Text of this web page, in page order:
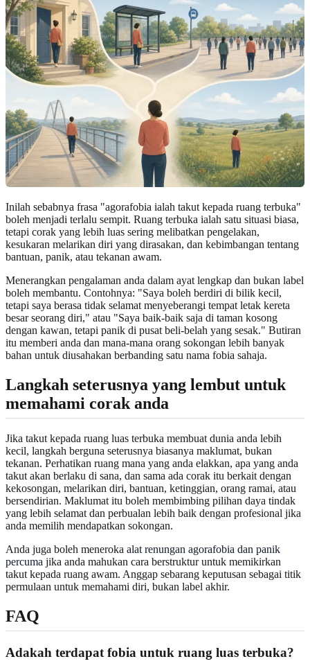
Inilah sebabnya frasa "agorafobia ialah takut kepada ruang terbuka"
boleh menjadi terlalu sempit. Ruang terbuka ialah satu situasi biasa,
tetapi corak yang lebih luas sering melibatkan pengelakan,
kesukaran melarikan diri yang dirasakan, dan kebimbangan tentang
bantuan, panik, atau tekanan awam.
Menerangkan pengalaman anda dalam ayat lengkap dan bukan label
boleh membantu. Contohnya: "Saya boleh berdiri di bilik kecil,
tetapi saya berasa tidak selamat menyeberangi tempat letak kereta
besar seorang diri," atau "Saya baik-baik saja di taman kosong
dengan kawan, tetapi panik di pusat beli-belah yang sesak." Butiran
itu memberi anda dan mana-mana orang sokongan lebih banyak
bahan untuk diusahakan berbanding satu nama fobia sahaja.
Langkah seterusnya yang lembut untuk
memahami corak anda
Jika takut kepada ruang luas terbuka membuat dunia anda lebih
kecil, langkah berguna seterusnya biasanya maklumat, bukan
tekanan. Perhatikan ruang mana yang anda elakkan, apa yang anda
takut akan berlaku di sana, dan sama ada corak itu berkait dengan
kekosongan, melarikan diri, bantuan, ketinggian, orang ramai, atau
bersendirian. Maklumat itu boleh membimbing pilihan daya tindak
yang lebih selamat dan perbualan lebih baik dengan profesional jika
anda memilih mendapatkan sokongan.
Anda juga boleh meneroka alat renungan agorafobia dan panik
percuma jika anda mahukan cara berstruktur untuk memikirkan
takut kepada ruang awam. Anggap sebarang keputusan sebagai titik
permulaan untuk memahami diri, bukan label akhir.
FAQ
Adakah terdapat fobia untuk ruang luas terbuka?